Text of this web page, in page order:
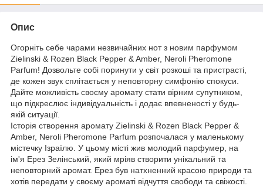
Опис
Огорніть себе чарами незвичайних нот з новим парфумом
Zielinski & Rozen Black Pepper & Amber, Neroli Pheromone
Parfum! Дозвольте собі поринути у світ розкоші та пристрасті,
де кожен звук сплітається у неповторну симфонію спокуси.
Дайте можливість своєму аромату стати вірним супутником,
що підкреслює індивідуальність і додає впевненості у будь-
якій ситуації.
Історія створення аромату Zielinski & Rozen Black Pepper &
Amber, Neroli Pheromone Parfum розпочалася у маленькому
містечку Ізраїлю. У цьому місті жив молодий парфумер, на
ім'я Ерез Зелінський, який мріяв створити унікальний та
неповторний аромат. Ерез був натхненний красою природи та
хотів передати у своєму ароматі відчуття свободи та свіжості.